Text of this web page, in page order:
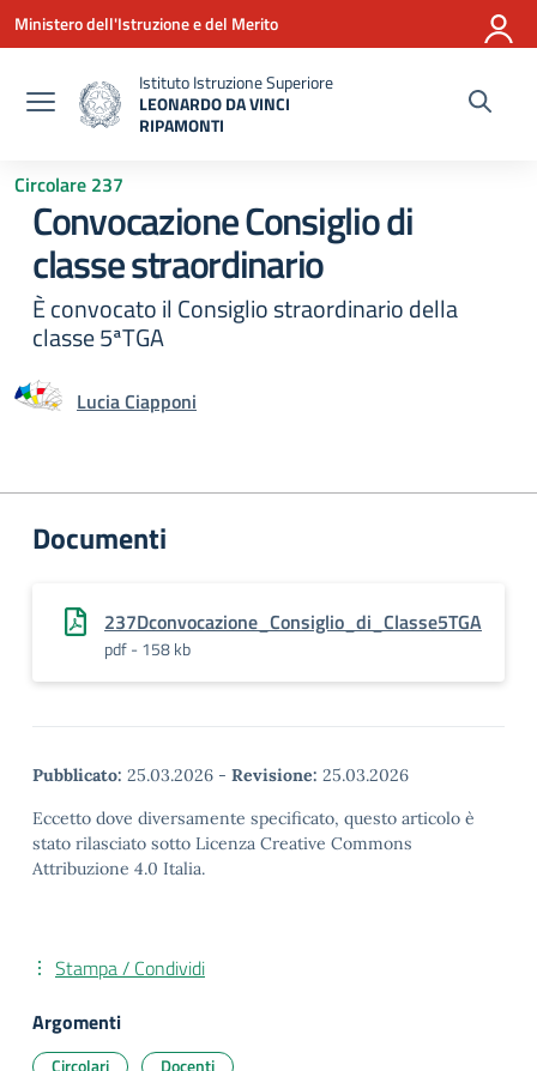
Vai ai contenuti
Vai al menu di navigazione
Vai al footer
Ministero dell'Istruzione e del Merito
Istituto Istruzione Superiore
LEONARDO DA VINCI
RIPAMONTI
Circolare 237
Convocazione Consiglio di
classe straordinario
È convocato il Consiglio straordinario della
classe 5ªTGA
Lucia Ciapponi
Documenti
237Dconvocazione_Consiglio_di_Classe5TGA
pdf - 158 kb
Pubblicato: 25.03.2026 - Revisione: 25.03.2026
Eccetto dove diversamente specificato, questo articolo è
stato rilasciato sotto Licenza Creative Commons
Attribuzione 4.0 Italia.
Stampa / Condividi
Argomenti
Circolari Docenti